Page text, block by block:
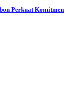
Perkuat Komitmen